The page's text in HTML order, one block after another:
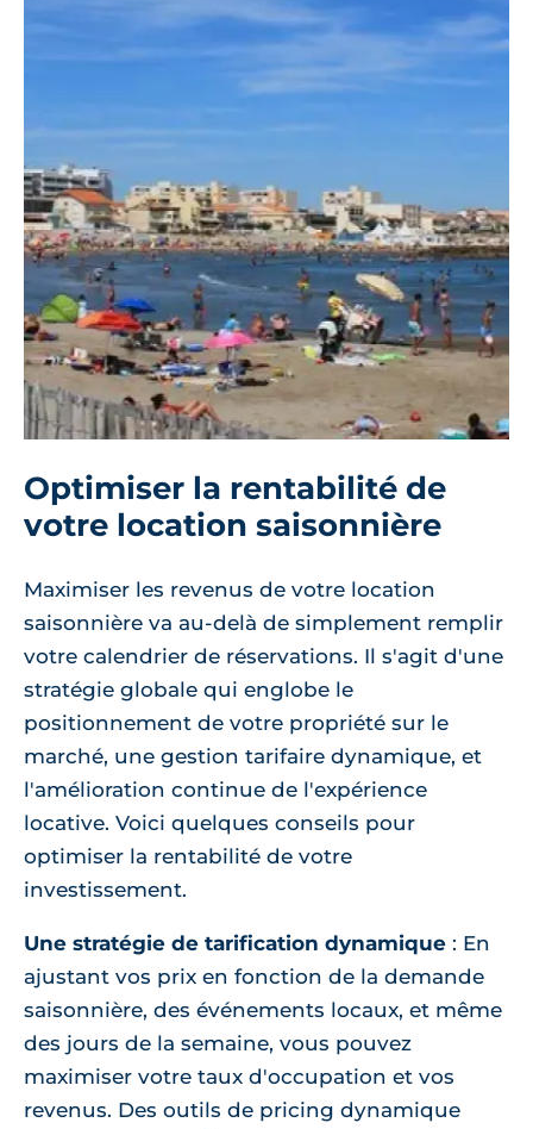
Optimiser la rentabilité de
votre location saisonnière
Maximiser les revenus de votre location
saisonnière va au-delà de simplement remplir
votre calendrier de réservations. Il s'agit d'une
stratégie globale qui englobe le
positionnement de votre propriété sur le
marché, une gestion tarifaire dynamique, et
l'amélioration continue de l'expérience
locative. Voici quelques conseils pour
optimiser la rentabilité de votre
investissement.
Une stratégie de tarification dynamique : En
ajustant vos prix en fonction de la demande
saisonnière, des événements locaux, et même
des jours de la semaine, vous pouvez
maximiser votre taux d'occupation et vos
revenus. Des outils de pricing dynamique